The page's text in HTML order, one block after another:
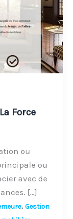
Force
ou
ou
avec de
[…]
, Gestion